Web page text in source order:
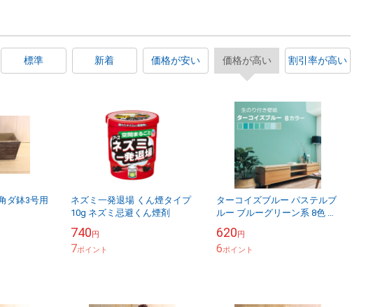
標準 新着 価格が安い 価格が高い 割引率が高い
ダ鉢3号用
ネズミ一発退場 くん煙タイプ
10g ネズミ忌避くん煙剤
740円
7ポイント
ターコイズブルー パステルブ
ルー ブルーグリーン系 8色 生
織物調 汚れ防止 撥水 のり付
きで簡単...
620円
6ポイント